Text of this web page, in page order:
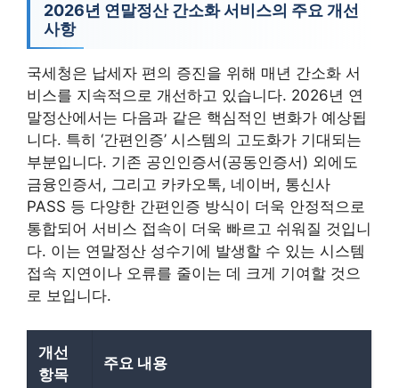
2026년 연말정산 간소화 서비스의 주요 개선
사항
국세청은 납세자 편의 증진을 위해 매년 간소화 서
비스를 지속적으로 개선하고 있습니다. 2026년 연
말정산에서는 다음과 같은 핵심적인 변화가 예상됩
니다. 특히 ‘간편인증’ 시스템의 고도화가 기대되는
부분입니다. 기존 공인인증서(공동인증서) 외에도
금융인증서, 그리고 카카오톡, 네이버, 통신사
PASS 등 다양한 간편인증 방식이 더욱 안정적으로
통합되어 서비스 접속이 더욱 빠르고 쉬워질 것입니
다. 이는 연말정산 성수기에 발생할 수 있는 시스템
접속 지연이나 오류를 줄이는 데 크게 기여할 것으
로 보입니다.
개선
항목
주요 내용